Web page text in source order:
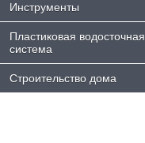
Инструменты
Пластиковая водосточная
система
Строительство дома